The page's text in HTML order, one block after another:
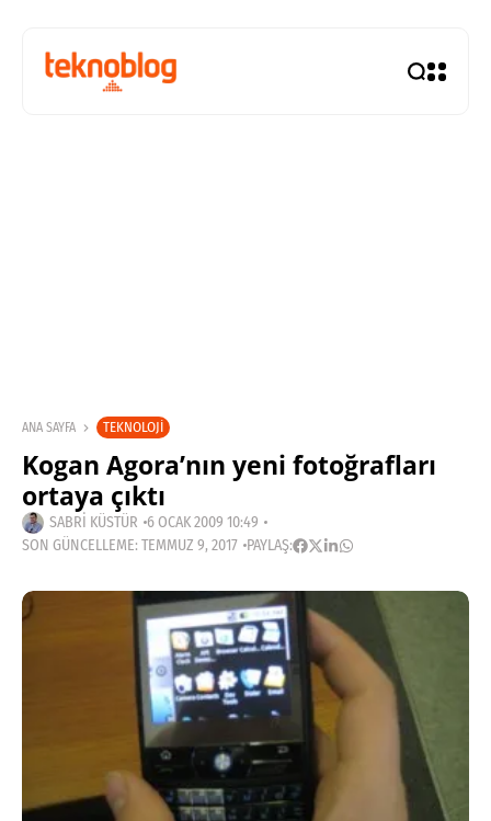
ANA SAYFA TEKNOLOJI
Kogan Agora’nın yeni fotoğrafları
ortaya çıktı
SABRI KÜSTÜR 6 OCAK 2009 10:49
SON GÜNCELLEME: TEMMUZ 9, 2017 PAYLAŞ: